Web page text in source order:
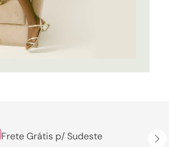
Frete Grátis p/ Sudeste